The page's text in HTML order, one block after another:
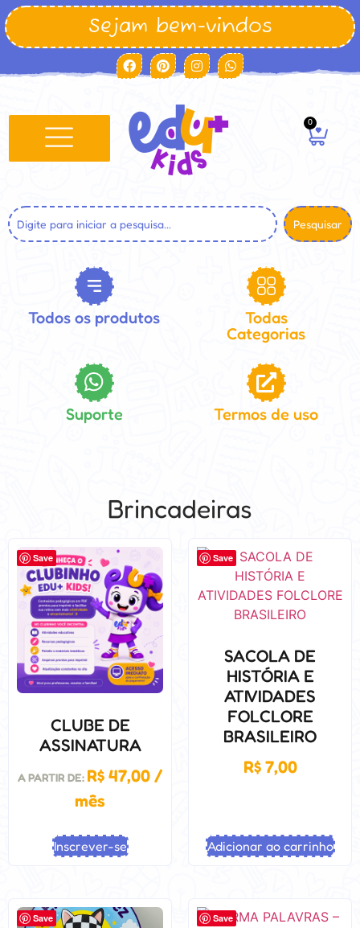
Sejam bem-vindos
0
Pesquisar
Todos os produtos
Todas
Categorias
Suporte Termos de uso
Brincadeiras
Save
CLUBE DE
ASSINATURA
A PARTIR DE: R$ 47,00 /
mês
Inscrever-se
Save
SACOLA DE
HISTÓRIA E
ATIVIDADES
FOLCLORE
BRASILEIRO
R$7,00
Adicionar ao carrinho
Save Save